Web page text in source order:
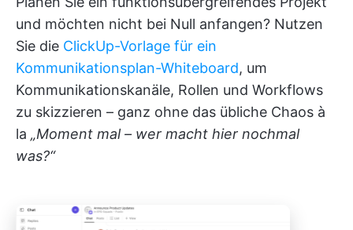
und möchten nicht bei Null anfangen? Nutzen
Sie die ClickUp-Vorlage für ein
Kommunikationsplan-Whiteboard, um
Kommunikationskanäle, Rollen und Workflows
zu skizzieren – ganz ohne das übliche Chaos à
la „Moment mal – wer macht hier nochmal
was?“